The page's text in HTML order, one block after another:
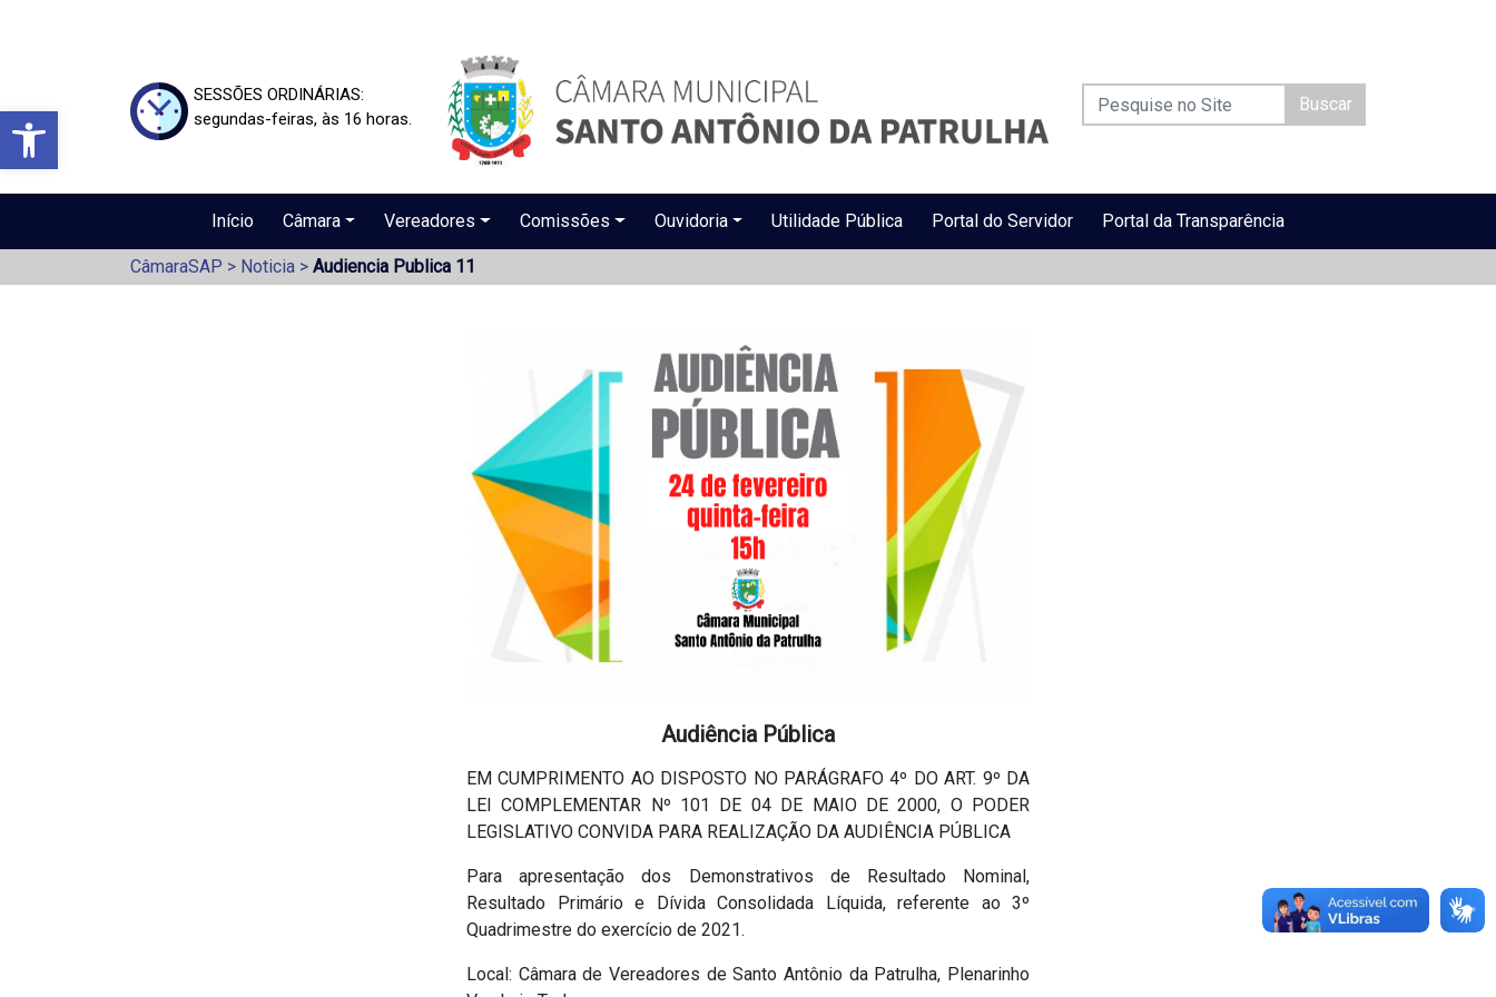
Barra de Ferramentas Aberta
SESSÕES ORDINÁRIAS:
segundas-feiras, às 16 horas.
Buscar
Início Câmara Vereadores Comissões Ouvidoria Utilidade Pública Portal do Servidor Portal da Transparência
CâmaraSAP > Noticia > Audiencia Publica 11
Audiência Pública
EM CUMPRIMENTO AO DISPOSTO NO PARÁGRAFO 4º DO ART. 9º DA
LEI COMPLEMENTAR Nº 101 DE 04 DE MAIO DE 2000, O PODER
LEGISLATIVO CONVIDA PARA REALIZAÇÃO DA AUDIÊNCIA PÚBLICA
Para apresentação dos Demonstrativos de Resultado Nominal,
Resultado Primário e Dívida Consolidada Líquida, referente ao 3º
Quadrimestre do exercício de 2021.
Local: Câmara de Vereadores de Santo Antônio da Patrulha, Plenarinho